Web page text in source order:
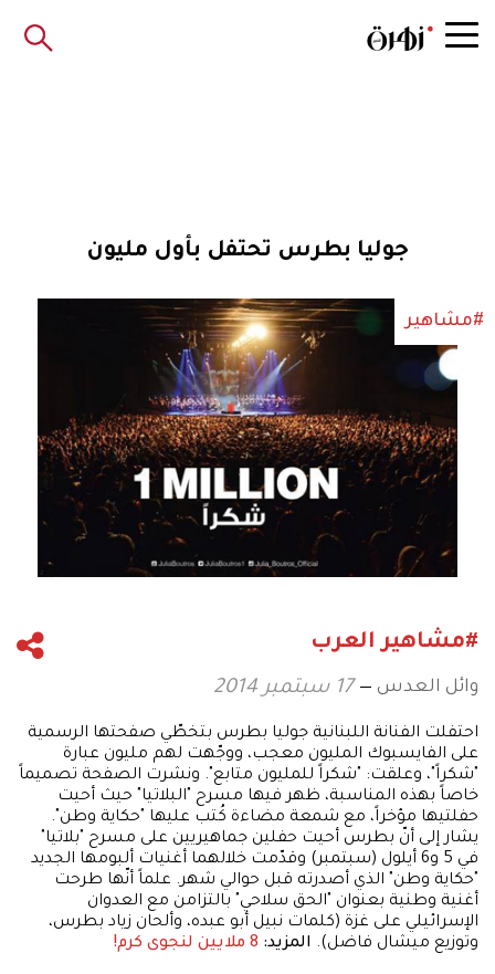
جوليا بطرس تحتفل بأول مليون
#مشاهير
#مشاهير العرب
وائل العدس 17 سبتمبر 2014
احتفلت الفنانة اللبنانية جوليا بطرس بتخطّي صفحتها الرسمية
على الفايسبوك المليون معجب، ووجّهت لهم مليون عبارة
"شكراً"، وعلقت: "شكراً للمليون متابع". ونشرت الصفحة تصميماً
خاصاً بهذه المناسبة، ظهر فيها مسرح "البلاتيا" حيث أحيت
حفلتيها مؤخراً، مع شمعة مضاءة كُتب عليها "حكاية وطن".
يشار إلى أنّ بطرس أحيت حفلين جماهيريين على مسرح "بلاتيا"
في 5 و6 أيلول (سبتمبر) وقدّمت خلالهما أغنيات ألبومها الجديد
"حكاية وطن" الذي أصدرته قبل حوالي شهر. علماً أنّها طرحت
أغنية وطنية بعنوان "الحق سلاحي" بالتزامن مع العدوان
الإسرائيلي على غزة (كلمات نبيل أبو عبده، وألحان زياد بطرس،
وتوزيع ميشال فاضل). المزيد: 8 ملايين لنجوى كرم!